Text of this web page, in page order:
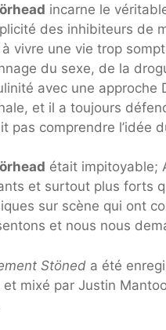
incarne le
des inhibiteurs de
vivre une vie trop
du sexe, de la
avec une approche
et il a toujours
pas comprendre l’idée
était impitoyable;
et surtout plus forts
sur scène qui ont
et nous nous
Stöned a été
et mixé par Justin